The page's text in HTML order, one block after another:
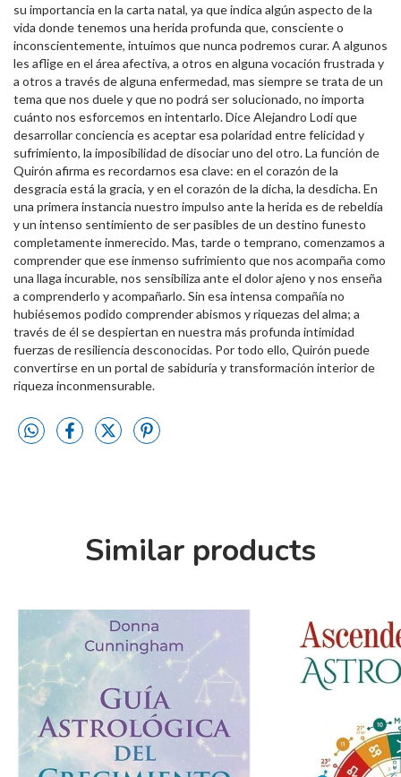
su importancia en la carta natal, ya que indica algún aspecto de la
vida donde tenemos una herida profunda que, consciente o
inconscientemente, intuimos que nunca podremos curar. A algunos
les aflige en el área afectiva, a otros en alguna vocación frustrada y
a otros a través de alguna enfermedad, mas siempre se trata de un
tema que nos duele y que no podrá ser solucionado, no importa
cuánto nos esforcemos en intentarlo. Dice Alejandro Lodi que
desarrollar conciencia es aceptar esa polaridad entre felicidad y
sufrimiento, la imposibilidad de disociar uno del otro. La función de
Quirón afirma es recordarnos esa clave: en el corazón de la
desgracia está la gracia, y en el corazón de la dicha, la desdicha. En
una primera instancia nuestro impulso ante la herida es de rebeldía
y un intenso sentimiento de ser pasibles de un destino funesto
completamente inmerecido. Mas, tarde o temprano, comenzamos a
comprender que ese inmenso sufrimiento que nos acompaña como
una llaga incurable, nos sensibiliza ante el dolor ajeno y nos enseña
a comprenderlo y acompañarlo. Sin esa intensa compañía no
hubiésemos podido comprender abismos y riquezas del alma; a
través de él se despiertan en nuestra más profunda intimidad
fuerzas de resiliencia desconocidas. Por todo ello, Quirón puede
convertirse en un portal de sabiduría y transformación interior de
riqueza inconmensurable.
Similar products